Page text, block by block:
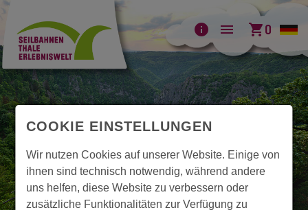
info menu shopping_cart0
COOKIE EINSTELLUNGEN
Wir nutzen Cookies auf unserer Website. Einige von
ihnen sind technisch notwendig, während andere
uns helfen, diese Website zu verbessern oder
zusätzliche Funktionalitäten zur Verfügung zu